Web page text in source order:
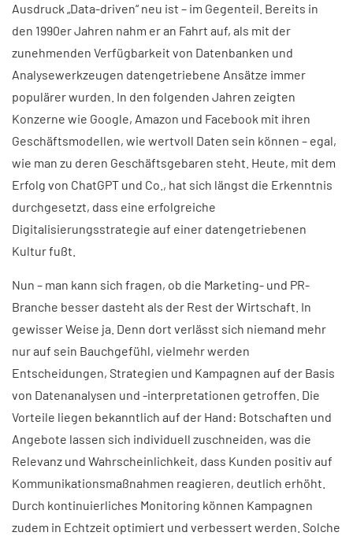
Ausdruck „Data-driven“ neu ist – im Gegenteil. Bereits in
den 1990er Jahren nahm er an Fahrt auf, als mit der
zunehmenden Verfügbarkeit von Datenbanken und
Analysewerkzeugen datengetriebene Ansätze immer
populärer wurden. In den folgenden Jahren zeigten
Konzerne wie Google, Amazon und Facebook mit ihren
Geschäftsmodellen, wie wertvoll Daten sein können – egal,
wie man zu deren Geschäftsgebaren steht. Heute, mit dem
Erfolg von ChatGPT und Co., hat sich längst die Erkenntnis
durchgesetzt, dass eine erfolgreiche
Digitalisierungsstrategie auf einer datengetriebenen
Kultur fußt.
Nun – man kann sich fragen, ob die Marketing- und PR-
Branche besser dasteht als der Rest der Wirtschaft. In
gewisser Weise ja. Denn dort verlässt sich niemand mehr
nur auf sein Bauchgefühl, vielmehr werden
Entscheidungen, Strategien und Kampagnen auf der Basis
von Datenanalysen und -interpretationen getroffen. Die
Vorteile liegen bekanntlich auf der Hand: Botschaften und
Angebote lassen sich individuell zuschneiden, was die
Relevanz und Wahrscheinlichkeit, dass Kunden positiv auf
Kommunikationsmaßnahmen reagieren, deutlich erhöht.
Durch kontinuierliches Monitoring können Kampagnen
zudem in Echtzeit optimiert und verbessert werden. Solche